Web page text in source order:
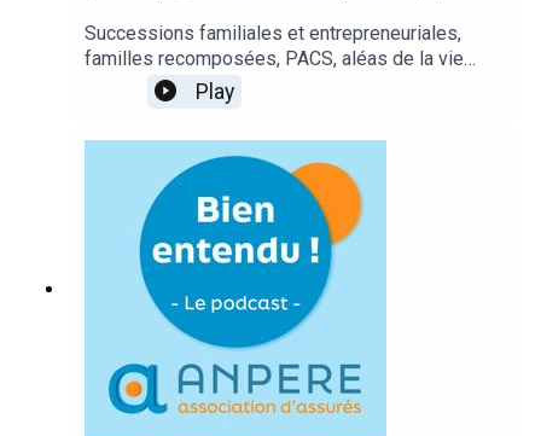
Successions familiales et entrepreneuriales,
familles recomposées, PACS, aléas de la vie
professionnelle liés à l’entrepreneuriat… Parce
que nous vivons plus longtemps, nous sommes
n’ont pas forcément connues. Évoquons avec
Maître Sylvia HENRY quelques situations
particulières qui démontrent qu’en matière de
prévoyance et de droits, mieux vaut être bien
préparés et bien conseillés.
Play